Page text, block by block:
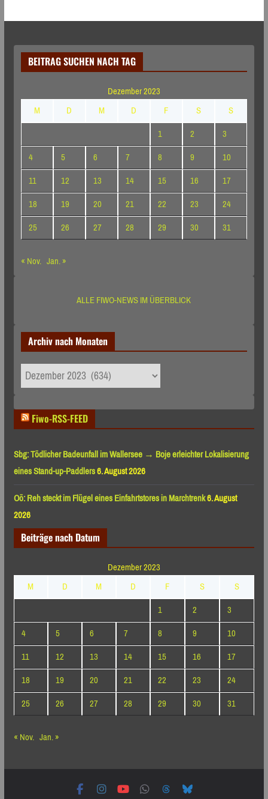
BEITRAG SUCHEN NACH TAG
Dezember 2023
M
D M D F S
S
1
2
3
4
5 6 7 8 9
10
11
12 13 14 15 16
17
18
19 20 21 22 23
24
25
26 27 28 29 30
31
« Nov. Jan. »
ALLE FIWO-NEWS IM ÜBERBLICK
Archiv nach Monaten
Archiv
nach
Fiwo-RSS-FEED
Sbg: Tödlicher Badeunfall im Wallersee → Boje erleichter Lokalisierung
eines Stand-up-Paddlers6. August 2026
Oö: Reh steckt im Flügel eines Einfahrtstores in Marchtrenk6. August
2026
Beiträge nach Datum
Dezember 2023
M
D M D F S
S
1
2
3
4
5 6 7 8 9
10
11
12 13 14 15 16
17
18
19 20 21 22 23
24
25
26 27 28 29 30
31
« Nov. Jan. »